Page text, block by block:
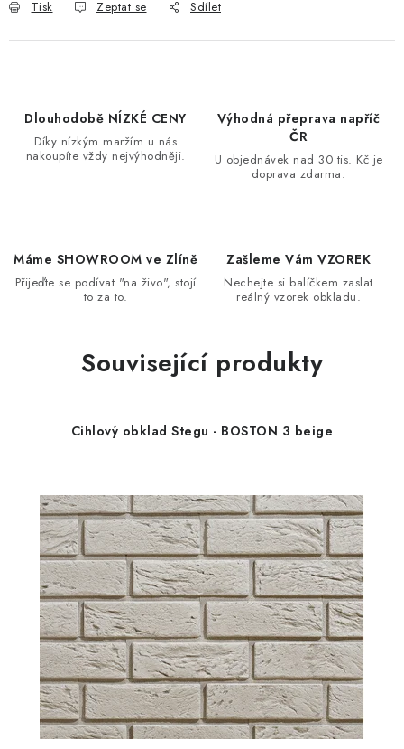
Tisk Zeptat se Sdílet
Dlouhodobě NÍZKÉ CENY
Díky nízkým maržím u nás
nakoupíte vždy nejvýhodněji.
Výhodná přeprava napříč
ČR
U objednávek nad 30 tis. Kč je
doprava zdarma.
Máme SHOWROOM ve Zlíně
Přijeďte se podívat "na živo", stojí
to za to.
Zašleme Vám VZOREK
Nechejte si balíčkem zaslat
reálný vzorek obkladu.
Související produkty
Cihlový obklad Stegu - BOSTON 3 beige